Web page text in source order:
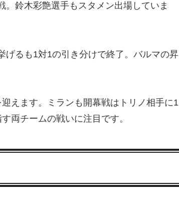
鈴木彩艶選手もスタメン出場していま
げるも1対1の引き分けで終了。バルマの昇
えます。ミランも開幕戦はトリノ相手に1
両チームの戦いに注目です。